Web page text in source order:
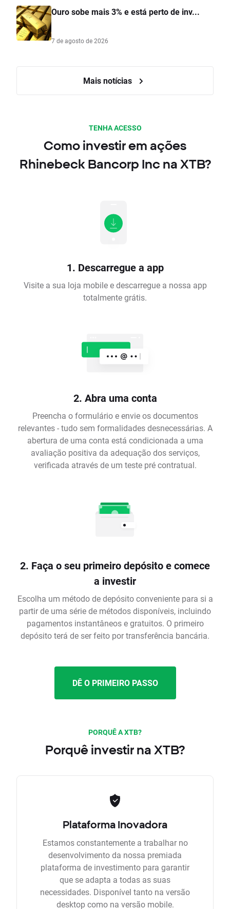
Ouro sobe mais 3% e está perto de inv...
7 de agosto de 2026
Mais notícias
TENHA ACESSO
Como investir em ações
Rhinebeck Bancorp Inc na XTB?
1. Descarregue a app
Visite a sua loja mobile e descarregue a nossa app
totalmente grátis.
2. Abra uma conta
Preencha o formulário e envie os documentos
relevantes - tudo sem formalidades desnecessárias. A
abertura de uma conta está condicionada a uma
avaliação positiva da adequação dos serviços,
verificada através de um teste pré contratual.
2. Faça o seu primeiro depósito e comece
a investir
Escolha um método de depósito conveniente para si a
partir de uma série de métodos disponíveis, incluindo
pagamentos instantâneos e gratuitos. O primeiro
depósito terá de ser feito por transferência bancária.
DÊ O PRIMEIRO PASSO
PORQUÊ A XTB?
Porquê investir na XTB?
Plataforma Inovadora
Estamos constantemente a trabalhar no
desenvolvimento da nossa premiada
plataforma de investimento para garantir
que se adapta a todas as suas
necessidades. Disponível tanto na versão
desktop como na versão mobile.